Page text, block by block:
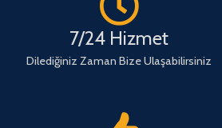
7/24 Hizmet
Dilediğiniz Zaman Bize Ulaşabilirsiniz